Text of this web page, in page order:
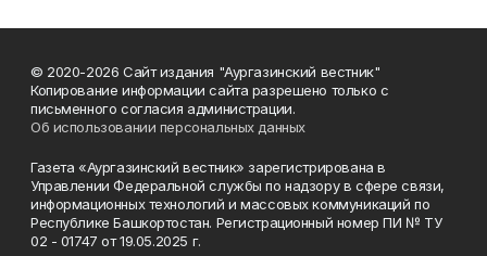
© 2020-2026 Сайт издания "Аургазинский вестник"
Копирование информации сайта разрешено только с
письменного согласия администрации.
Об использовании персональных данных
Газета «Аургазинский вестник» зарегистрирована в
Управлении Федеральной службы по надзору в сфере связи,
информационных технологий и массовых коммуникаций по
Республике Башкортостан. Регистрационный номер ПИ № ТУ
02 - 01747 от 19.05.2025 г.